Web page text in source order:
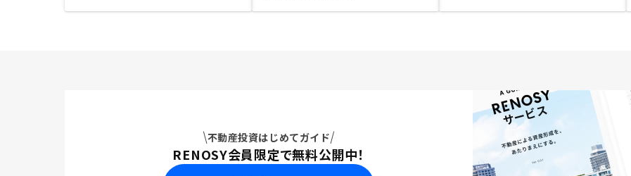
不動産投資はじめてガイド
RENOSY会員限定で無料公開中！